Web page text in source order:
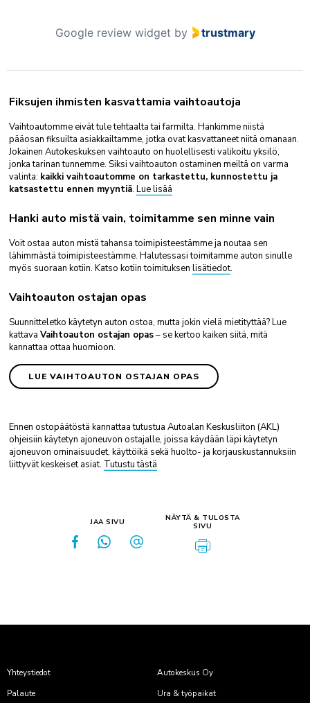
Google review widget by trustmary
Fiksujen ihmisten kasvattamia vaihtoautoja
Vaihtoautomme eivät tule tehtaalta tai farmilta. Hankimme niistä
pääosan fiksuilta asiakkailtamme, jotka ovat kasvattaneet niitä omanaan.
Jokainen Autokeskuksen vaihtoauto on huolellisesti valikoitu yksilö,
jonka tarinan tunnemme. Siksi vaihtoauton ostaminen meiltä on varma
valinta: kaikki vaihtoautomme on tarkastettu, kunnostettu ja
katsastettu ennen myyntiä. Lue lisää
Hanki auto mistä vain, toimitamme sen minne vain
Voit ostaa auton mistä tahansa toimipisteestämme ja noutaa sen
lähimmästä toimipisteestämme. Halutessasi toimitamme auton sinulle
myös suoraan kotiin. Katso kotiin toimituksen lisätiedot.
Vaihtoauton ostajan opas
Suunnitteletko käytetyn auton ostoa, mutta jokin vielä mietityttää? Lue
kattava Vaihtoauton ostajan opas– se kertoo kaiken siitä, mitä
kannattaa ottaa huomioon.
LUE VAIHTOAUTON OSTAJAN OPAS
Ennen ostopäätöstä kannattaa tutustua Autoalan Keskusliiton (AKL)
ohjeisiin käytetyn ajoneuvon ostajalle, joissa käydään läpi käytetyn
ajoneuvon ominaisuudet, käyttöikä sekä huolto- ja korjauskustannuksiin
liittyvät keskeiset asiat. Tutustu tästä
JAA SIVU
NÄYTÄ & TULOSTA
SIVU
Yhteystiedot
Autokeskus Oy
Palaute
Ura & työpaikat